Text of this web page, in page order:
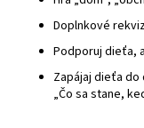
Doplnkové
Podporuj dieťa,
Zapájaj dieťa do
„Čo sa stane,